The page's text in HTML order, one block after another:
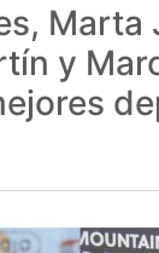
Marta
y